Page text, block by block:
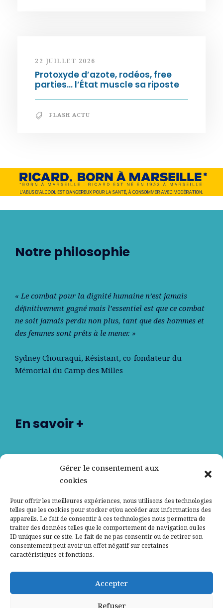
Gérer le consentement aux
cookies
Pour offrir les meilleures expériences, nous utilisons des technologies
telles que les cookies pour stocker et/ou accéder aux informations des
appareils. Le fait de consentir à ces technologies nous permettra de
traiter des données telles que le comportement de navigation ou les
ID uniques sur ce site. Le fait de ne pas consentir ou de retirer son
consentement peut avoir un effet négatif sur certaines
caractéristiques et fonctions.
Accepter
Refuser
22 JUILLET 2026
Protoxyde d’azote, rodéos, free
parties… l’État muscle sa riposte
FLASH ACTU
Notre philosophie
« Le combat pour la dignité humaine n’est jamais
déﬁnitivement gagné mais l’essentiel est que ce combat
ne soit jamais perdu non plus, tant que des hommes et
des femmes sont prêts à le mener. »
Sydney Chouraqui, Résistant, co-fondateur du
Mémorial du Camp des Milles
En savoir +
Nos partenaires
Contactez-nous
Mentions légales